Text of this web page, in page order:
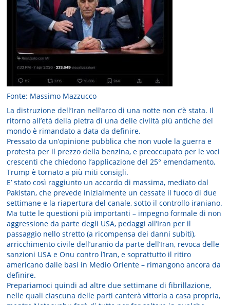
Fonte: Massimo Mazzucco
La distruzione dell’Iran nell’arco di una notte non c’è stata. Il
ritorno all’età della pietra di una delle civiltà più antiche del
mondo è rimandato a data da definire.
Pressato da un’opinione pubblica che non vuole la guerra e
protesta per il prezzo della benzina, e preoccupato per le voci
crescenti che chiedono l’applicazione del 25° emendamento,
Trump è tornato a più miti consigli.
E’ stato così raggiunto un accordo di massima, mediato dal
Pakistan, che prevede inizialmente un cessate il fuoco di due
settimane e la riapertura del canale, sotto il controllo iraniano.
Ma tutte le questioni più importanti – impegno formale di non
aggressione da parte degli USA, pedaggi all’Iran per il
passaggio nello stretto (a ricompensa dei danni subiti),
arricchimento civile dell’uranio da parte dell’Iran, revoca delle
sanzioni USA e Onu contro l’Iran, e soprattutto il ritiro
americano dalle basi in Medio Oriente – rimangono ancora da
definire.
Prepariamoci quindi ad altre due settimane di fibrillazione,
nelle quali ciascuna delle parti canterà vittoria a casa propria,